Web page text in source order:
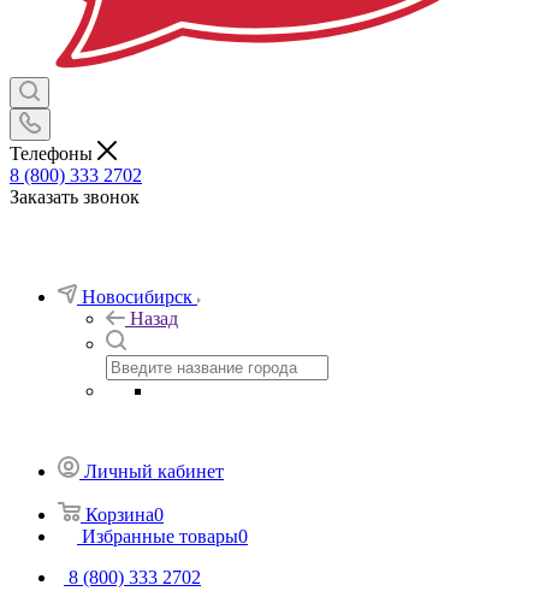
Телефоны
8 (800) 333 2702
Заказать звонок
Новосибирск
Назад
Личный кабинет
Корзина0
Избранные товары0
8 (800) 333 2702